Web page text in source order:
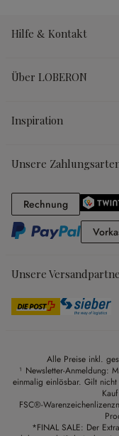
Hilfe & Kontakt
Über LOBERON
Inspiration
Unsere
RechnungRechnung
Unsere
Alle Preise inkl.
¹ Newsletter-Anmeldung:
einmalig einlösbar. Gilt
FSC®-
*FINAL SALE: Der